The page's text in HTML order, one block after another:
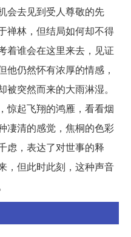
会去见到受人尊敬的先
禅林，但结局如何却不得
着谁会在这里来去，见证
他仍然怀有浓厚的情感，
突然而来的大雨淋湿。
惊起飞翔的鸿雁，看看烟
凄清的感觉，焦桐的色彩
虑，表达了对世事的释
，但此时此刻，这种声音